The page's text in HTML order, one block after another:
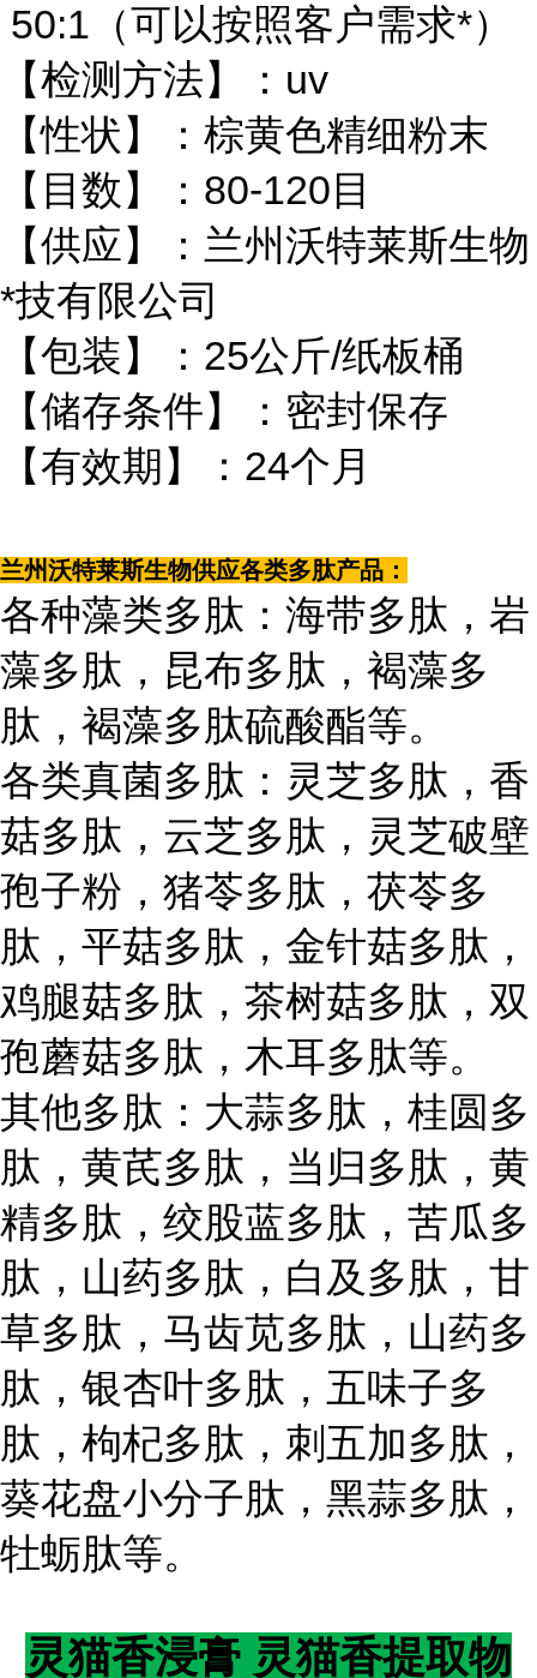
50:1（可以按照客户需求*）
【检测方法】：uv
【性状】：棕黄色精细粉末
【目数】：80-120目
【供应】：兰州沃特莱斯生物
*技有限公司
【包装】：25公斤/纸板桶
【储存条件】：密封保存
【有效期】：24个月
兰州沃特莱斯生物供应各类多肽产品：
各种藻类多肽：海带多肽，岩
藻多肽，昆布多肽，褐藻多
肽，褐藻多肽硫酸酯等。
各类真菌多肽：灵芝多肽，香
菇多肽，云芝多肽，灵芝破壁
孢子粉，猪苓多肽，茯苓多
肽，平菇多肽，金针菇多肽，
鸡腿菇多肽，茶树菇多肽，双
孢蘑菇多肽，木耳多肽等。
其他多肽：大蒜多肽，桂圆多
肽，黄芪多肽，当归多肽，黄
精多肽，绞股蓝多肽，苦瓜多
肽，山药多肽，白及多肽，甘
草多肽，马齿苋多肽，山药多
肽，银杏叶多肽，五味子多
肽，枸杞多肽，刺五加多肽，
葵花盘小分子肽，黑蒜多肽，
牡蛎肽等。
灵猫香浸膏 灵猫香提取物